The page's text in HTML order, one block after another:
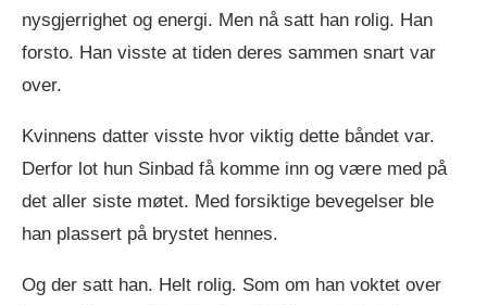
nysgjerrighet og energi. Men nå satt han rolig. Han
forsto. Han visste at tiden deres sammen snart var
over.
Kvinnens datter visste hvor viktig dette båndet var.
Derfor lot hun Sinbad få komme inn og være med på
det aller siste møtet. Med forsiktige bevegelser ble
han plassert på brystet hennes.
Og der satt han. Helt rolig. Som om han voktet over